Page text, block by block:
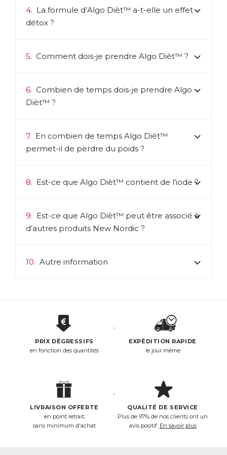
Télécharger la fiche produit
4. La formule d’Algo Dièt™ a-t-elle un effet
détox ?
5. Comment dois-je prendre Algo Dièt™ ?
6. Combien de temps dois-je prendre Algo
Dièt™ ?
7. En combien de temps Algo Dièt™
permet-il de perdre du poids ?
8. Est-ce que Algo Dièt™ contient de l’iode ?
9. Est-ce que Algo Dièt™ peut être associé à
d’autres produits New Nordic ?
10. Autre information
PRIX DÉGRESSIFS
en fonction des quantités
EXPÉDITION RAPIDE
le jour même
LIVRAISON OFFERTE
en point retrait,
sans minimum d'achat
QUALITÉ DE SERVICE
Plus de 97% de nos clients ont un
avis positif. En savoir plus